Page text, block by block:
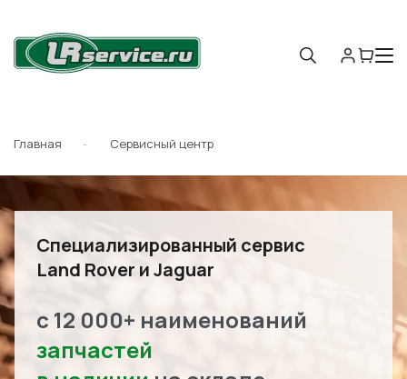
Главная Сервисный центр
Специализированный сервис
Land Rover и Jaguar
с 12 000+ наименований
запчастей